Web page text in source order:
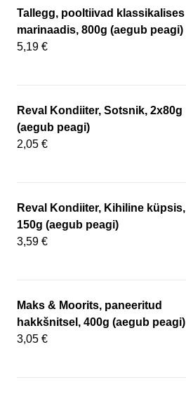
Tallegg, pooltiivad klassikalises
marinaadis, 800g (aegub peagi)
5,19 €
Reval Kondiiter, Sotsnik, 2x80g
(aegub peagi)
2,05 €
Reval Kondiiter, Kihiline küpsis,
150g (aegub peagi)
3,59 €
Maks & Moorits, paneeritud
hakkšnitsel, 400g (aegub peagi)
3,05 €